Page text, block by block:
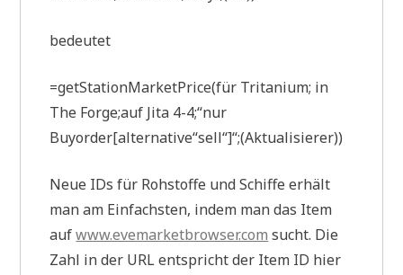
bedeutet
=getStationMarketPrice(für Tritanium; in
The Forge;auf Jita 4-4;“nur
Buyorder[alternative“sell“]“;(Aktualisierer))
Neue IDs für Rohstoffe und Schiffe erhält
man am Einfachsten, indem man das Item
aufwww.evemarketbrowser.com sucht. Die
Zahl in der URL entspricht der Item ID hier